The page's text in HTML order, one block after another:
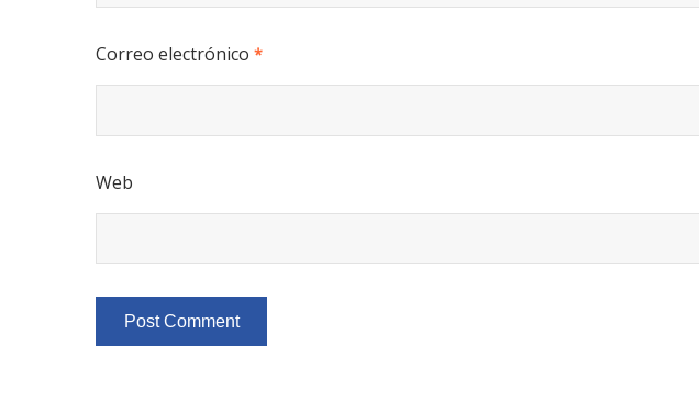
Correo electrónico *
Web